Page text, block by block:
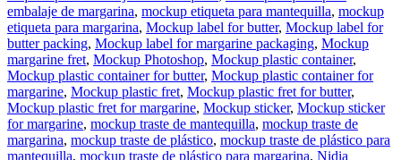
embalaje de margarina, mockup etiqueta para mantequilla, mockup
etiqueta para margarina, Mockup label for butter, Mockup label for
butter packing, Mockup label for margarine packaging, Mockup
margarine fret, Mockup Photoshop, Mockup plastic container,
Mockup plastic container for butter, Mockup plastic container for
margarine, Mockup plastic fret, Mockup plastic fret for butter,
Mockup plastic fret for margarine, Mockup sticker, Mockup sticker
for margarine, mockup traste de mantequilla, mockup traste de
margarina, mockup traste de plástico, mockup traste de plástico para
mantequilla, mockup traste de plástico para margarina, Nidia